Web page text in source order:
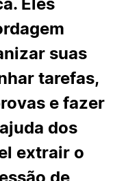
suas
tarefas,
e fazer
dos
extrair o